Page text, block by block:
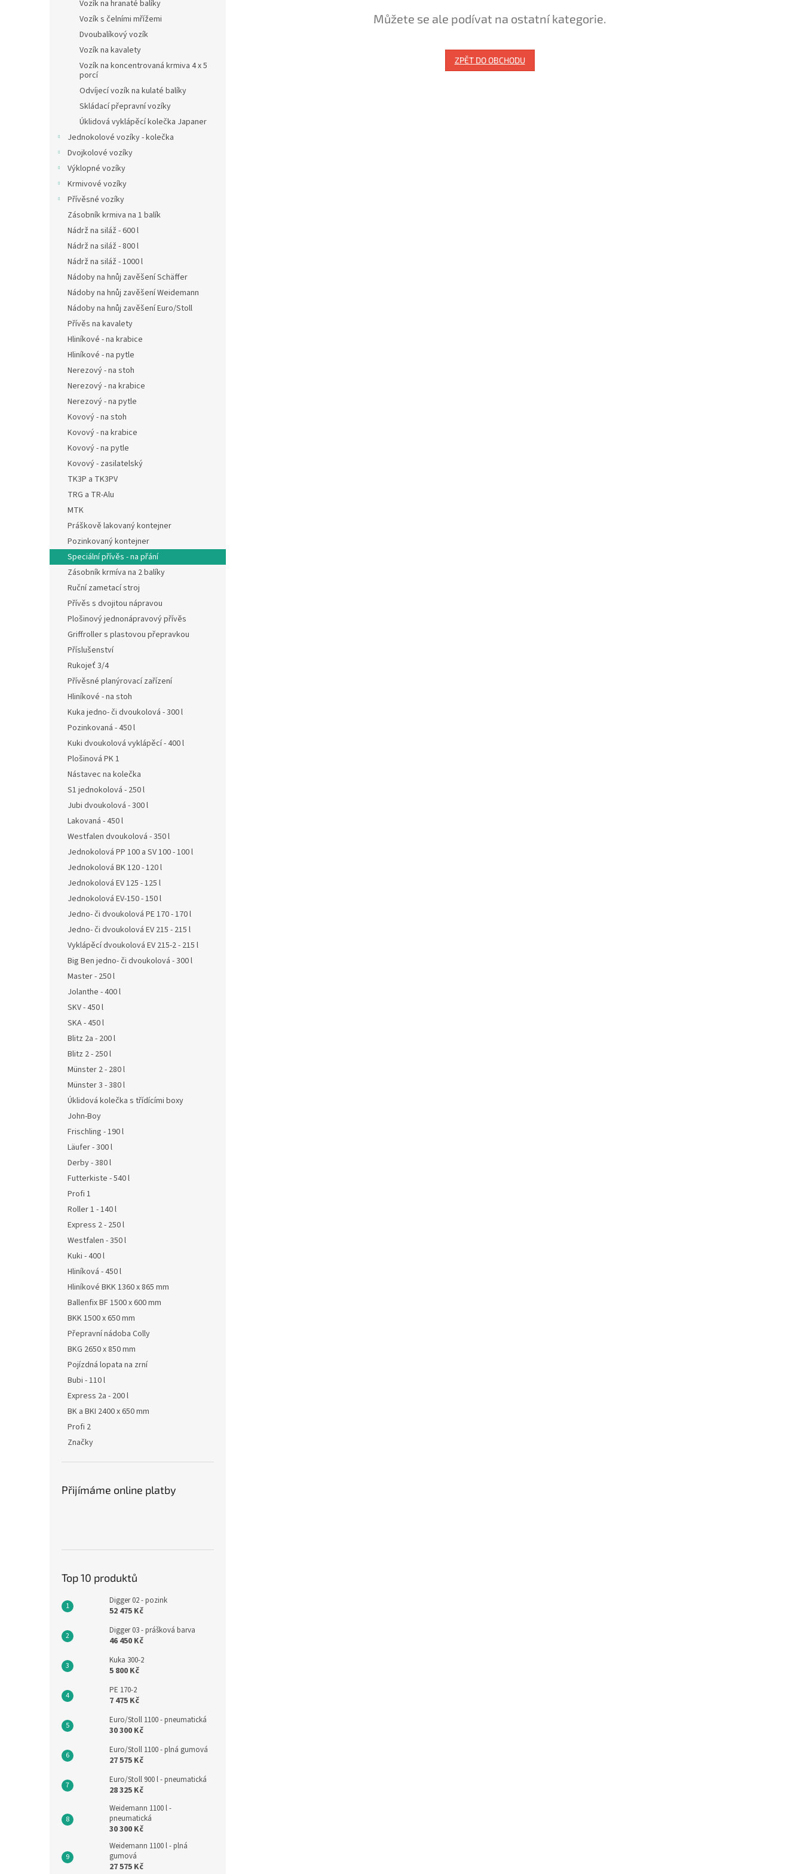
Vozík na hranaté balíky
Vozík s čelními mřížemi
Dvoubalíkový vozík
Vozík na kavalety
Vozík na koncentrovaná krmiva 4 x 5
porcí
Odvíjecí vozík na kulaté balíky
Skládací přepravní vozíky
Úklidová vyklápěcí kolečka Japaner
Jednokolové vozíky - kolečka
Dvojkolové vozíky
Výklopné vozíky
Krmivové vozíky
Přívěsné vozíky
Zásobník krmiva na 1 balík
Nádrž na siláž - 600 l
Nádrž na siláž - 800 l
Nádrž na siláž - 1000 l
Nádoby na hnůj zavěšení Schäffer
Nádoby na hnůj zavěšení Weidemann
Nádoby na hnůj zavěšení Euro/Stoll
Přívěs na kavalety
Hliníkové - na krabice
Hliníkové - na pytle
Nerezový - na stoh
Nerezový - na krabice
Nerezový - na pytle
Kovový - na stoh
Kovový - na krabice
Kovový - na pytle
Kovový - zasilatelský
TK3P a TK3PV
TRG a TR-Alu
MTK
Práškově lakovaný kontejner
Pozinkovaný kontejner
Speciální přívěs - na přání
Zásobník krmíva na 2 balíky
Ruční zametací stroj
Přívěs s dvojitou nápravou
Plošinový jednonápravový přívěs
Griffroller s plastovou přepravkou
Příslušenství
Rukojeť 3/4
Přívěsné planýrovací zařízení
Hliníkové - na stoh
Kuka jedno- či dvoukolová - 300 l
Pozinkovaná - 450 l
Kuki dvoukolová vyklápěcí - 400 l
Plošinová PK 1
Nástavec na kolečka
S1 jednokolová - 250 l
Jubi dvoukolová - 300 l
Lakovaná - 450 l
Westfalen dvoukolová - 350 l
Jednokolová PP 100 a SV 100 - 100 l
Jednokolová BK 120 - 120 l
Jednokolová EV 125 - 125 l
Jednokolová EV-150 - 150 l
Jedno- či dvoukolová PE 170 - 170 l
Jedno- či dvoukolová EV 215 - 215 l
Vyklápěcí dvoukolová EV 215-2 - 215 l
Big Ben jedno- či dvoukolová - 300 l
Master - 250 l
Jolanthe - 400 l
SKV - 450 l
SKA - 450 l
Blitz 2a - 200 l
Blitz 2 - 250 l
Münster 2 - 280 l
Münster 3 - 380 l
Úklidová kolečka s třídícími boxy
John-Boy
Frischling - 190 l
Läufer - 300 l
Derby - 380 l
Futterkiste - 540 l
Profi 1
Roller 1 - 140 l
Express 2 - 250 l
Westfalen - 350 l
Kuki - 400 l
Hliníková - 450 l
Hliníkové BKK 1360 x 865 mm
Ballenfix BF 1500 x 600 mm
BKK 1500 x 650 mm
Přepravní nádoba Colly
BKG 2650 x 850 mm
Pojízdná lopata na zrní
Bubi - 110 l
Express 2a - 200 l
BK a BKI 2400 x 650 mm
Profi 2
Značky
Přijímáme online platby
Top 10 produktů
Digger 02 - pozink
52 475 Kč
Digger 03 - prášková barva
46 450 Kč
Kuka 300-2
5 800 Kč
PE 170-2
7 475 Kč
Euro/Stoll 1100 - pneumatická
30 300 Kč
Euro/Stoll 1100 - plná gumová
27 575 Kč
Euro/Stoll 900 l - pneumatická
28 325 Kč
Weidemann 1100 l -
pneumatická
30 300 Kč
Weidemann 1100 l - plná
gumová
27 575 Kč
Můžete se ale podívat na ostatní kategorie.
ZPĚT DO OBCHODU